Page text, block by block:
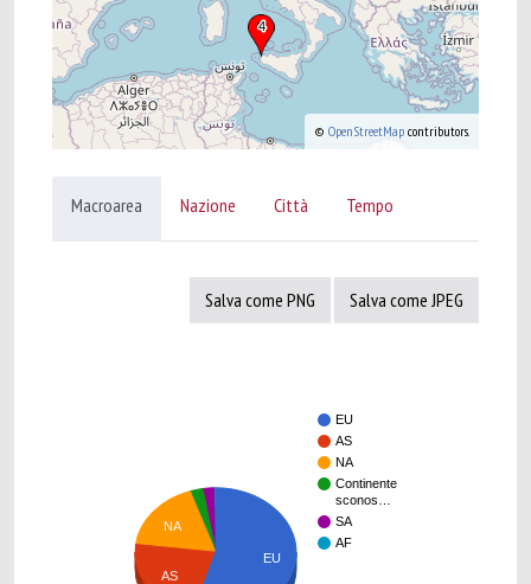
© OpenStreetMap contributors.
Macroarea Nazione Città Tempo
Salva come PNG Salva come JPEG
EU
AS
NA
Continente
sconos…
SA
AF
NA
AS
EU